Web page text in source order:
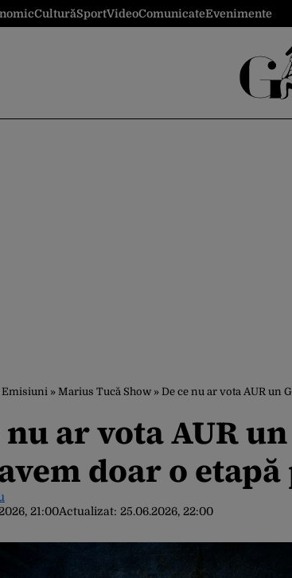
CulturăSportVideoComunicateEvenimente
Emisiuni » Marius Tucă Show » De ce nu ar vota AUR un
nu ar vota AUR
doar o
21:00Actualizat: 25.06.2026, 22:00